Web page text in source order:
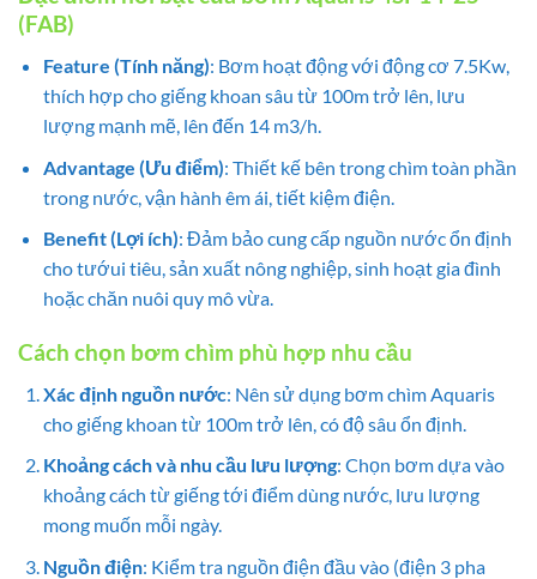
(FAB)
Feature (Tính năng): Bơm hoạt động với động cơ 7.5Kw,
thích hợp cho giếng khoan sâu từ 100m trở lên, lưu
lượng mạnh mẽ, lên đến 14 m3/h.
Advantage (Ưu điểm): Thiết kế bên trong chìm toàn phần
trong nước, vận hành êm ái, tiết kiệm điện.
Benefit (Lợi ích): Đảm bảo cung cấp nguồn nước ổn định
cho tướui tiêu, sản xuất nông nghiệp, sinh hoạt gia đình
hoặc chăn nuôi quy mô vừa.
Cách chọn bơm chìm phù hợp nhu cầu
Xác định nguồn nước: Nên sử dụng bơm chìm Aquaris
cho giếng khoan từ 100m trở lên, có độ sâu ổn định.
Khoảng cách và nhu cầu lưu lượng: Chọn bơm dựa vào
khoảng cách từ giếng tới điểm dùng nước, lưu lượng
mong muốn mỗi ngày.
Nguồn điện: Kiểm tra nguồn điện đầu vào (điện 3 pha